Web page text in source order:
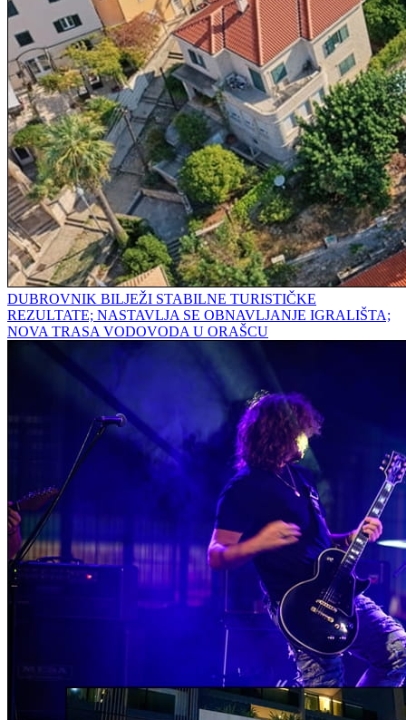
DUBROVNIK BILJEŽI STABILNE TURISTIČKE
REZULTATE; NASTAVLJA SE OBNAVLJANJE IGRALIŠTA;
NOVA TRASA VODOVODA U ORAŠCU